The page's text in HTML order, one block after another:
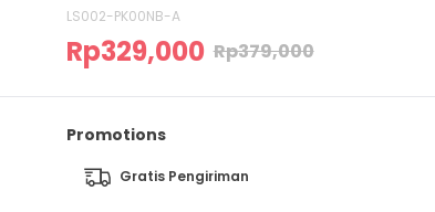
LS002-PK00NB-A
Rp329,000 Rp379,000
Promotions
Gratis Pengiriman